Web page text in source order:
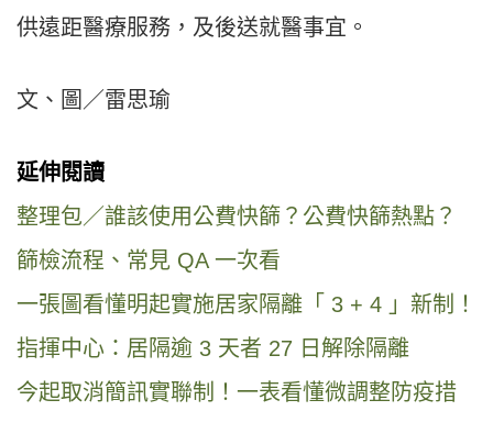
供遠距醫療服務，及後送就醫事宜。
文、圖／雷思瑜
延伸閱讀
整理包／誰該使用公費快篩？公費快篩熱點？
篩檢流程、常見 QA 一次看
一張圖看懂明起實施居家隔離「 3 + 4 」新制！
指揮中心：居隔逾 3 天者 27 日解除隔離
今起取消簡訊實聯制！一表看懂微調整防疫措